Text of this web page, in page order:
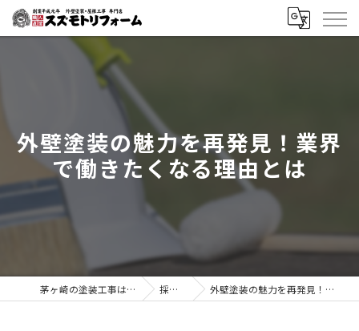
外壁塗装の魅力を再発見！業界
で働きたくなる理由とは
茅ヶ崎の塗装工事はスズモトリフォーム 採用ブログ 外壁塗装の魅力を再発見！業界で働きたくなる理由とは